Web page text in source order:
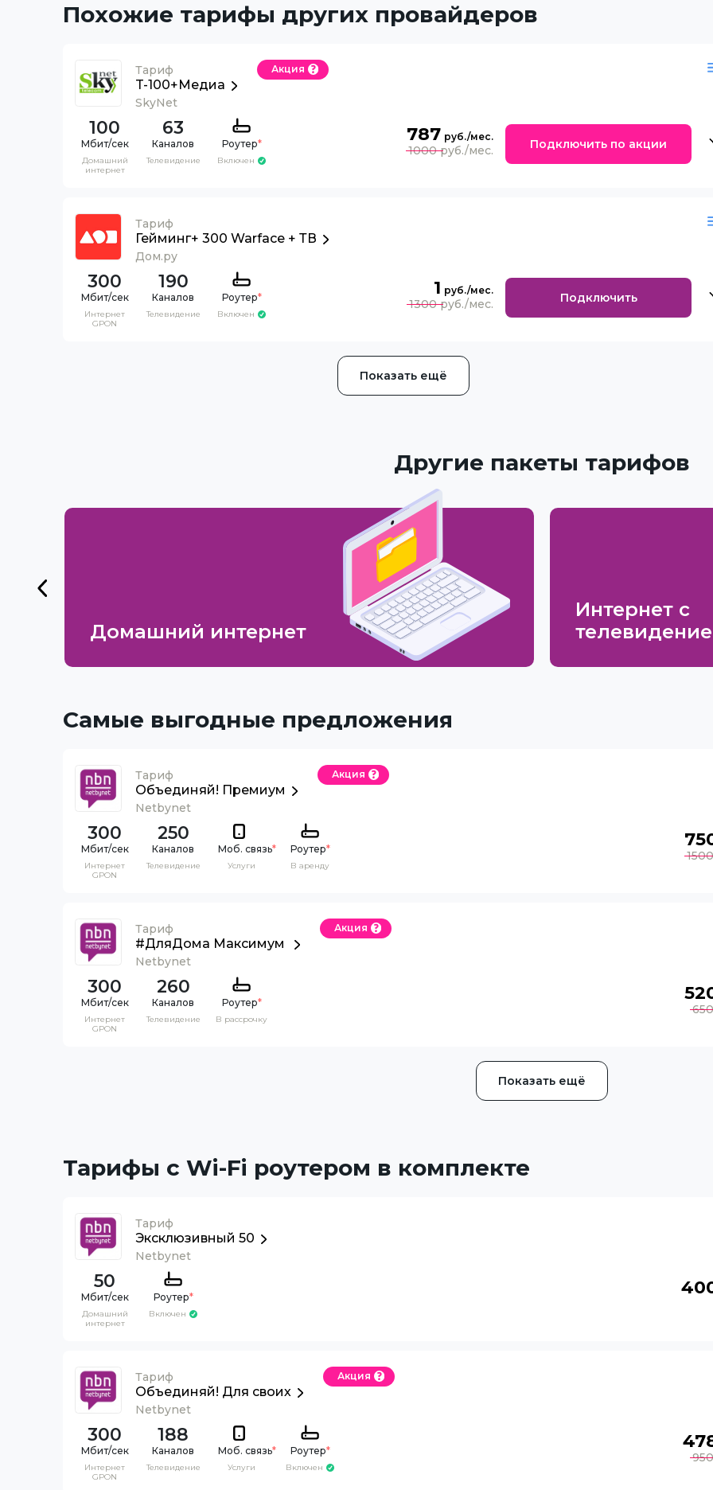
Похожие тарифы других провайдеров
Тариф
T-100+Медиа
SkyNet
Акция
100
Домашний
интернет
63
Каналов
Телевидение
Роутер*
Включен
787
1000 Подключить по акции
Тариф
Гейминг+ 300 Warface + ТВ
Дом.ру
300
Интернет
GPON
190
Каналов
Телевидение
Роутер*
Включен
1
1300 Подключить
Показать ещё
Другие пакеты тарифов
Домашний интернет
Интернет с
Самые выгодные предложения
Тариф
Объединяй! Премиум
Netbynet
Акция
300
Интернет
GPON
250
Каналов
Телевидение
Моб. связь*
Услуги
Роутер*
В аренду
1500
Тариф
#ДляДома Максимум
Netbynet
Акция
300
Интернет
GPON
260
Каналов
Телевидение
Роутер*
В рассрочку
650
Показать ещё
Тарифы с Wi-Fi роутером в комплекте
Тариф
Эксклюзивный 50
Netbynet
50
Домашний
интернет
Роутер*
Включен
Тариф
Объединяй! Для своих
Netbynet
Акция
300
Интернет
GPON
188
Каналов
Телевидение
Моб. связь*
Услуги
Роутер*
Включен
950